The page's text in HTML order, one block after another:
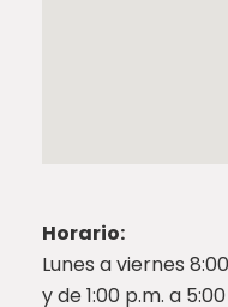
Horario:
Lunes a viernes
y de 1:00 p.m. a